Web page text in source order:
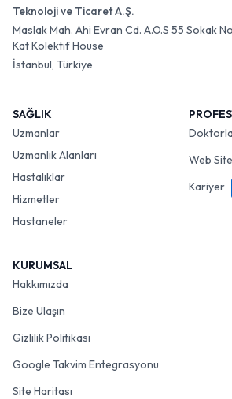
Teknoloji ve Ticaret A.Ş.
Maslak Mah. Ahi Evran Cd. A.O.S 55 Sokak
Kat Kolektif House
İstanbul, Türkiye
SAĞLIK
Uzmanlar
Uzmanlık Alanları
Hastalıklar
Hizmetler
Hastaneler
Web
Kariyer
KURUMSAL
Hakkımızda
Bize Ulaşın
Gizlilik Politikası
Google Takvim Entegrasyonu
Site Haritası